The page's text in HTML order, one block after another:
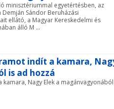
minisztériummal egyetértésben, az
Sándor Beruházási
ellátó, a Magyar Kereskedelmi és
álló M ...
indít a kamara,
is ad hozzá
Nagy Elek a